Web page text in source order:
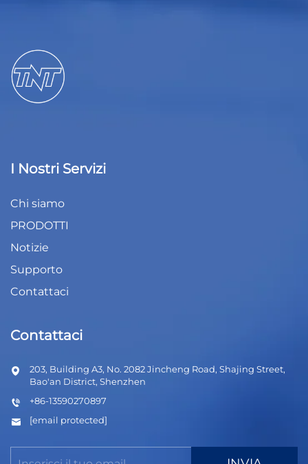
I Nostri Servizi
Chi siamo
PRODOTTI
Notizie
Supporto
Contattaci
Contattaci
203, Building A3, No. 2082 Jincheng Road, Shajing Street,
Bao'an District, Shenzhen
+86-13590270897
[email protected]